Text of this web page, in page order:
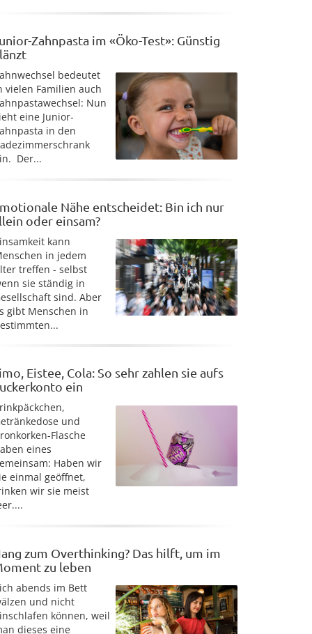
Zahnpasta im «Öko-Test»: Günstig
bedeutet
vielen Familien auch
Nun
eine Junior-
in den
Der...
Nähe entscheidet: Bin ich nur
oder einsam?
kann
in jedem
treffen - selbst
sie ständig in
sind. Aber
gibt Menschen in
Eistee, Cola: So sehr zahlen sie aufs
ein
und
Flasche
eines
Haben wir
einmal geöffnet,
wir sie meist
zum Overthinking? Das hilft, um im
zu leben
abends im Bett
und nicht
können, weil
dieses eine